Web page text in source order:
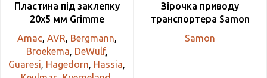
Пластина під заклепку
20х5 мм Grimme
Amac, AVR, Bergmann,
Broekema, DeWulf,
Guaresi, Hagedorn, Hassia,
Зірочка приводу
транспортера Samon
Samon